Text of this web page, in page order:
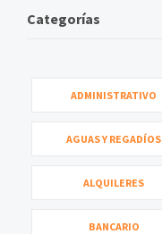
Categorías
ADMINISTRATIVO
AGUAS Y REGADÍOS
ALQUILERES
BANCARIO